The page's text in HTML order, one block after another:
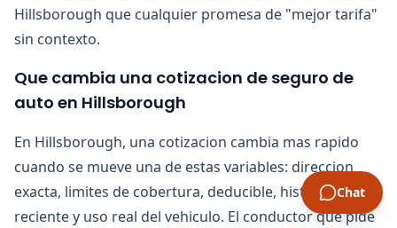
Hillsborough que cualquier promesa de "mejor tarifa"
sin contexto.
Que cambia una cotizacion de seguro de
auto en Hillsborough
En Hillsborough, una cotizacion cambia mas rapido
cuando se mueve una de estas variables: direccion
exacta, limites de cobertura, deducible, historial
reciente y uso real del vehiculo. El conductor que pide
Chat